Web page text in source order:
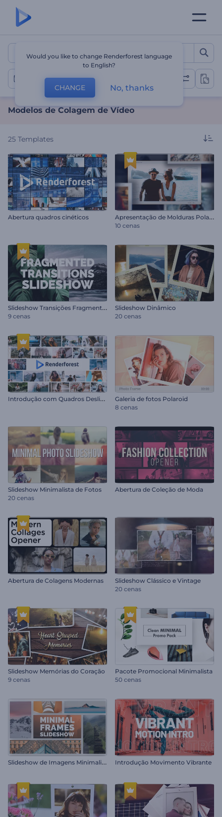
Modelos de Colagem de
Colagens de Vídeo
Modelos de Colagem de Vídeo
25 Templates
Abertura quadros cinéticos A
presentação de Molduras Polaroid
10 cenas
S
lideshow Transições Fragmentadas
9 cenas
Slideshow Dinâmico
20 cenas
I
ntrodução com Quadros Deslizantes
Galeria de fotos Polaroid
8 cenas
Slideshow Minimalista de Fotos
20 cenas
Abertura de Coleção de Moda
Abertura de Colagens Modernas
Slideshow Clássico e Vintage
20 cenas
Slideshow Memórias do Coração
9 cenas
Pacote Promocional Minimalista
50 cenas
S
lideshow de Imagens Minimalistas Introdução Movimento Vibrante
Would you like to change Renderforest language
to English?
CHANGE No, thanks